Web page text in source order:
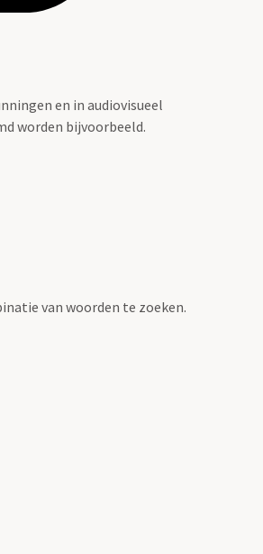
en in audiovisueel
worden bijvoorbeeld.
van woorden te zoeken.